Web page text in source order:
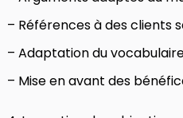
– Références à des clients
– Adaptation du
– Mise en avant des